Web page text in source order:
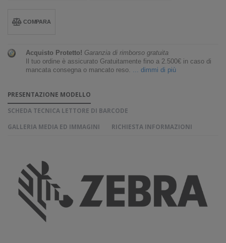
COMPARA
Acquisto Protetto! Garanzia di rimborso gratuita
Il tuo ordine è assicurato Gratuitamente fino a 2.500€ in caso di
mancata consegna o mancato reso. ... dimmi di più
PRESENTAZIONE MODELLO
SCHEDA TECNICA LETTORE DI BARCODE
GALLERIA MEDIA ED IMMAGINI
RICHIESTA INFORMAZIONI